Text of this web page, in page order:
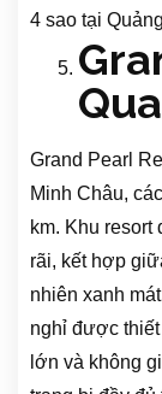
Grand Pearl
Minh Châu,
km. Khu
rãi, kết hợp
nhiên xanh
nghỉ được
lớn và không